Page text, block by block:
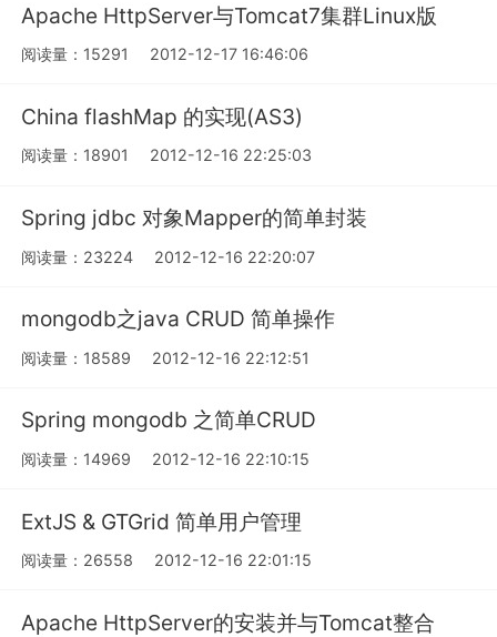
Apache HttpServer与Tomcat7集群Linux版
阅读量：15291 2012-12-17 16:46:06
China flashMap 的实现(AS3)
阅读量：18901 2012-12-16 22:25:03
Spring jdbc 对象Mapper的简单封装
阅读量：23224 2012-12-16 22:20:07
mongodb之java CRUD 简单操作
阅读量：18589 2012-12-16 22:12:51
Spring mongodb 之简单CRUD
阅读量：14969 2012-12-16 22:10:15
ExtJS & GTGrid 简单用户管理
阅读量：26558 2012-12-16 22:01:15
Apache HttpServer的安装并与Tomcat整合